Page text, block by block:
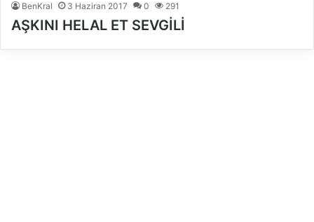
BenKral 3 Haziran 2017 0 291
AŞKINI HELAL ET SEVGİLİ